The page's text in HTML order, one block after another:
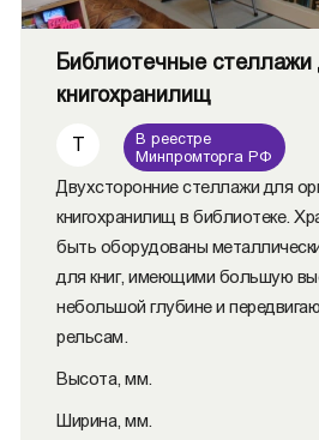
Библиотечные стеллажи
книгохранилищ
Т
В реестре
Минпромторга РФ
Двухсторонние стеллажи для
книгохранилищ в библиотеке.
быть оборудованы
для книг, имеющими большую
небольшой глубине и
рельсам.
Высота, мм.
Ширина, мм.